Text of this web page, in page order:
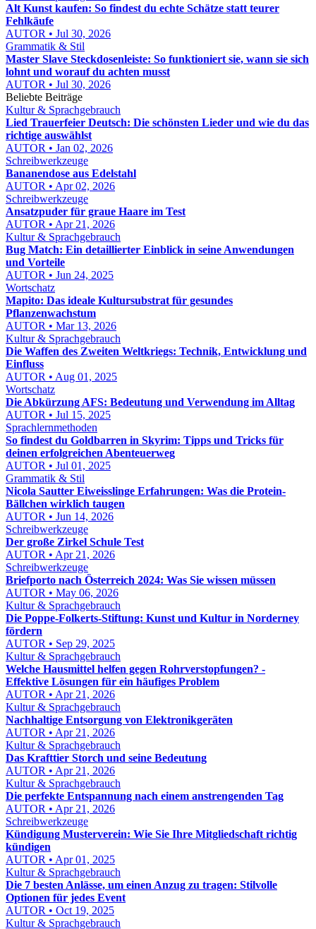
Alt Kunst kaufen: So findest du echte Schätze statt teurer
Fehlkäufe
AUTOR • Jul 30, 2026
Grammatik & Stil
Master Slave Steckdosenleiste: So funktioniert sie, wann sie sich
lohnt und worauf du achten musst
AUTOR • Jul 30, 2026
Beliebte Beiträge
Kultur & Sprachgebrauch
Lied Trauerfeier Deutsch: Die schönsten Lieder und wie du das
richtige auswählst
AUTOR • Jan 02, 2026
Schreibwerkzeuge
Bananendose aus Edelstahl
AUTOR • Apr 02, 2026
Schreibwerkzeuge
Ansatzpuder für graue Haare im Test
AUTOR • Apr 21, 2026
Kultur & Sprachgebrauch
Bug Match: Ein detaillierter Einblick in seine Anwendungen
und Vorteile
AUTOR • Jun 24, 2025
Wortschatz
Mapito: Das ideale Kultursubstrat für gesundes
Pflanzenwachstum
AUTOR • Mar 13, 2026
Kultur & Sprachgebrauch
Die Waffen des Zweiten Weltkriegs: Technik, Entwicklung und
Einfluss
AUTOR • Aug 01, 2025
Wortschatz
Die Abkürzung AFS: Bedeutung und Verwendung im Alltag
AUTOR • Jul 15, 2025
Sprachlernmethoden
So findest du Goldbarren in Skyrim: Tipps und Tricks für
deinen erfolgreichen Abenteuerweg
AUTOR • Jul 01, 2025
Grammatik & Stil
Nicola Sautter Eiweisslinge Erfahrungen: Was die Protein-
Bällchen wirklich taugen
AUTOR • Jun 14, 2026
Schreibwerkzeuge
Der große Zirkel Schule Test
AUTOR • Apr 21, 2026
Schreibwerkzeuge
Briefporto nach Österreich 2024: Was Sie wissen müssen
AUTOR • May 06, 2026
Kultur & Sprachgebrauch
Die Poppe-Folkerts-Stiftung: Kunst und Kultur in Norderney
fördern
AUTOR • Sep 29, 2025
Kultur & Sprachgebrauch
Welche Hausmittel helfen gegen Rohrverstopfungen? -
Effektive Lösungen für ein häufiges Problem
AUTOR • Apr 21, 2026
Kultur & Sprachgebrauch
Nachhaltige Entsorgung von Elektronikgeräten
AUTOR • Apr 21, 2026
Kultur & Sprachgebrauch
Das Krafttier Storch und seine Bedeutung
AUTOR • Apr 21, 2026
Kultur & Sprachgebrauch
Die perfekte Entspannung nach einem anstrengenden Tag
AUTOR • Apr 21, 2026
Schreibwerkzeuge
Kündigung Musterverein: Wie Sie Ihre Mitgliedschaft richtig
kündigen
AUTOR • Apr 01, 2025
Kultur & Sprachgebrauch
Die 7 besten Anlässe, um einen Anzug zu tragen: Stilvolle
Optionen für jedes Event
AUTOR • Oct 19, 2025
Kultur & Sprachgebrauch